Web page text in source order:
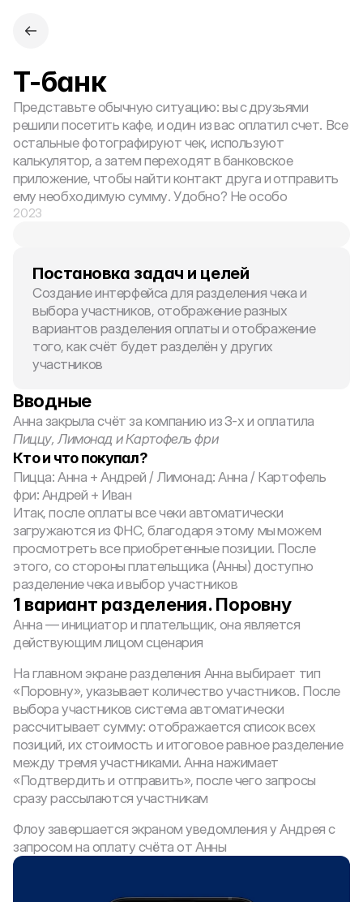
T-банк
Представьте обычную ситуацию: вы с друзьями
решили посетить кафе, и один из вас оплатил счет. Все
остальные фотографируют чек, используют
калькулятор, а затем переходят в банковское
приложение, чтобы найти контакт друга и отправить
ему необходимую сумму. Удобно? Не особо
2023
Постановка задач и целей
Создание интерфейса для разделения чека и
выбора участников, отображение разных
вариантов разделения оплаты и отображение
того, как счёт будет разделён у других
участников
Вводные
Пиццу, Лимонад и Картофель фри
Кто и что покупал?
Пицца: Анна + Андрей / Лимонад: Анна / Картофель
фри: Андрей + Иван
Итак, после оплаты все чеки автоматически
загружаются из ФНС, благодаря этому мы можем
просмотреть все приобретенные позиции. После
этого, со стороны плательщика (Анны) доступно
разделение чека и выбор участников
1 вариант разделения. Поровну
Анна — инициатор и плательщик, она является
действующим лицом сценария
На главном экране разделения Анна выбирает тип
«Поровну», указывает количество участников. После
выбора участников система автоматически
рассчитывает сумму: отображается список всех
позиций, их стоимость и итоговое равное разделение
между тремя участниками. Анна нажимает
«Подтвердить и отправить», после чего запросы
сразу рассылаются участникам
Флоу завершается экраном уведомления у Андрея с
запросом на оплату счёта от Анны